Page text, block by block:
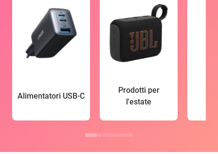
Alimentatori USB-C
Prodotti per
l'estate